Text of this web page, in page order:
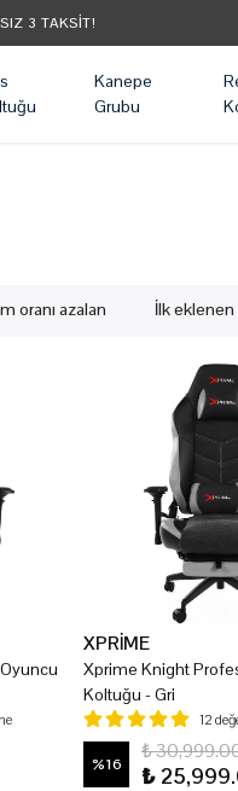
3 TAKSIT!
Kanepe
Grubu
oranı azalan İlk eklenen
XPRİME
Xprime Knight
Koltuğu - Gri
12
%16
₺
₺